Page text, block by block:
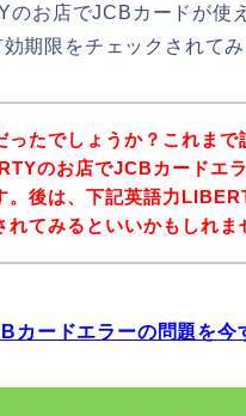
のお店でJCBカードが使
期限をチェックされて
ったでしょうか？これま
のお店でJCBカードエ
。後は、下記英語力
れてみるといいかもしれま
カードエラーの問題を今